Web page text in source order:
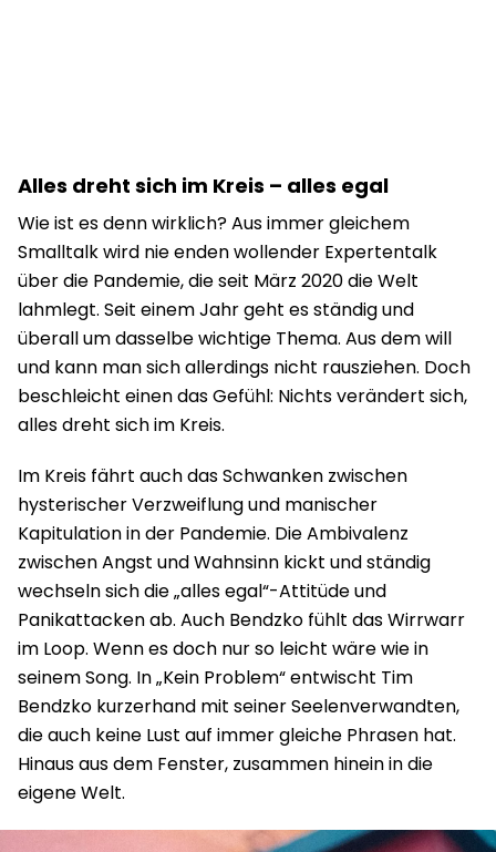
Alles dreht sich im Kreis – alles egal
Wie ist es denn wirklich? Aus immer gleichem
Smalltalk wird nie enden wollender Expertentalk
über die Pandemie, die seit März 2020 die Welt
lahmlegt. Seit einem Jahr geht es ständig und
überall um dasselbe wichtige Thema. Aus dem will
und kann man sich allerdings nicht rausziehen. Doch
beschleicht einen das Gefühl: Nichts verändert sich,
alles dreht sich im Kreis.
Im Kreis fährt auch das Schwanken zwischen
hysterischer Verzweiflung und manischer
Kapitulation in der Pandemie. Die Ambivalenz
zwischen Angst und Wahnsinn kickt und ständig
wechseln sich die „alles egal“-Attitüde und
Panikattacken ab. Auch Bendzko fühlt das Wirrwarr
im Loop. Wenn es doch nur so leicht wäre wie in
seinem Song. In „Kein Problem“ entwischt Tim
Bendzko kurzerhand mit seiner Seelenverwandten,
die auch keine Lust auf immer gleiche Phrasen hat.
Hinaus aus dem Fenster, zusammen hinein in die
eigene Welt.